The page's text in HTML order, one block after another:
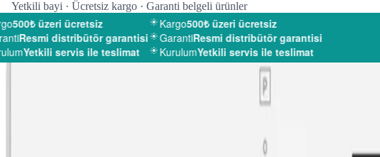
Yetkili bayi · Ücretsiz kargo · Garanti belgeli ürünler
500₺ üzeri ücretsiz
Resmi distribütör garantisi
Yetkili servis ile teslimat
Kargo500₺ üzeri ücretsiz
GarantiResmi distribütör garantisi
KurulumYetkili servis ile teslimat